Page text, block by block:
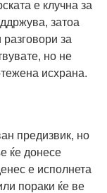
е клучна за
затоа
разговори за
но не
исхрана.
предизвик, но
ќе донесе
е исполнета
пораки ќе ве